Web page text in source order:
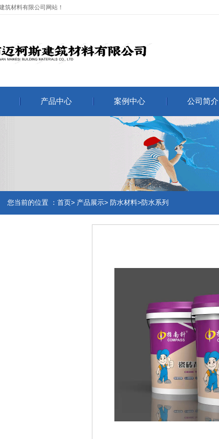
筑材料有限公司网站！
产品中心 案例中心 公司简介
您当前的位置 ：首页> 产品展示> 防水材料>防水系列